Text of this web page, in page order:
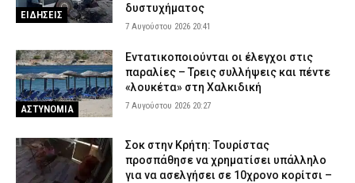
ΕΙΔΗΣΕΙΣ
δυστυχήματος
7 Αυγούστου 2026 20:41
ΑΣΤΥΝΟΜΙΑ
Εντατικοποιούνται οι έλεγχοι στις
παραλίες – Τρεις συλλήψεις και πέντε
«λουκέτα» στη Χαλκιδική
7 Αυγούστου 2026 20:27
Σοκ στην Κρήτη: Τουρίστας
προσπάθησε να χρηματίσει υπάλληλο
για να ασελγήσει σε 10χρονο κορίτσι –